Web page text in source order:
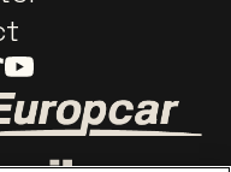
Youtube
van Trixxo